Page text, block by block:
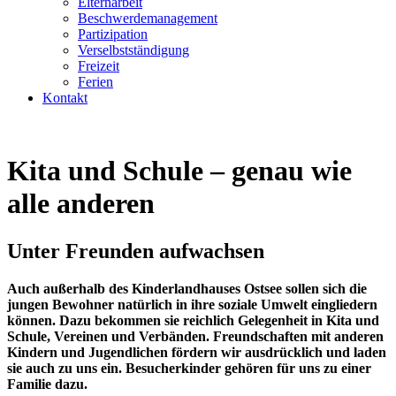
Beschwerdemanagement
Partizipation
Verselbstständigung
Freizeit
Ferien
Kontakt
Kita und Schule – genau wie
alle anderen
Unter Freunden aufwachsen
Auch außerhalb des Kinderlandhauses Ostsee sollen sich die
jungen Bewohner natürlich in ihre soziale Umwelt eingliedern
können. Dazu bekommen sie reichlich Gelegenheit in Kita und
Schule, Vereinen und Verbänden. Freundschaften mit anderen
Kindern und Jugendlichen fördern wir ausdrücklich und laden
sie auch zu uns ein. Besucherkinder gehören für uns zu einer
Familie dazu.